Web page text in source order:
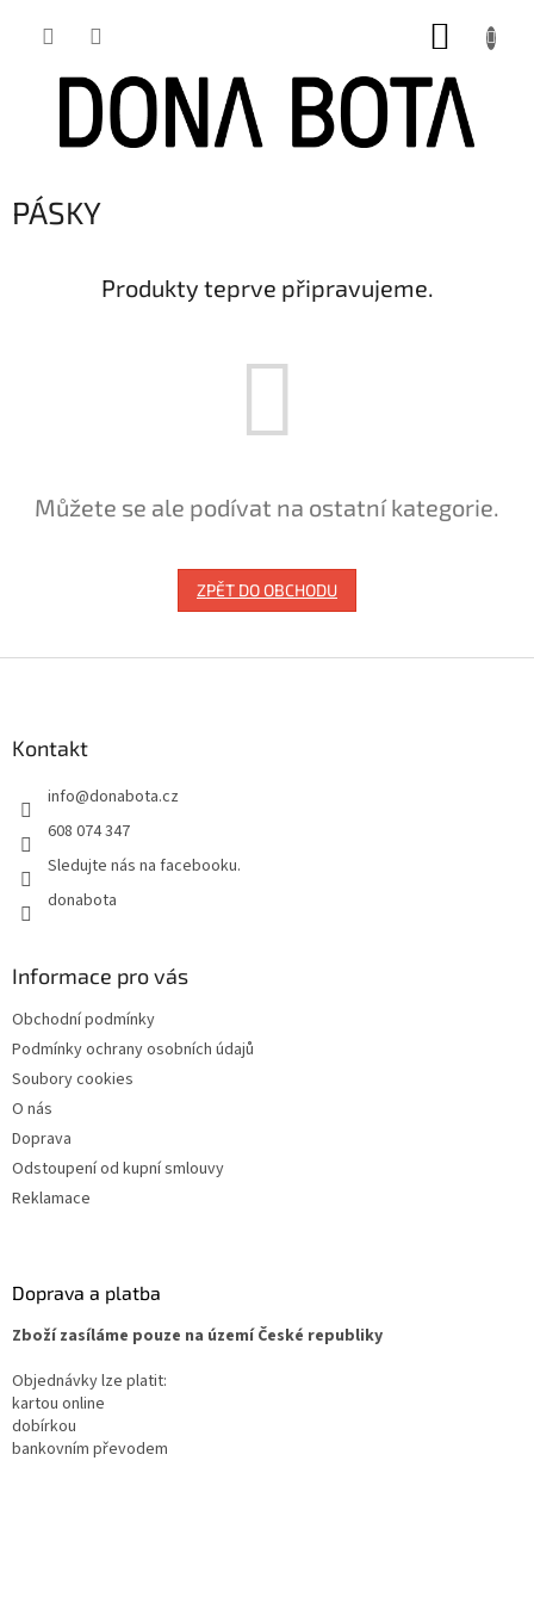
PÁSKY
Produkty teprve připravujeme.
Můžete se ale podívat na ostatní kategorie.
ZPĚT DO OBCHODU
Kontakt
info@donabota.cz
608 074 347
Sledujte nás na facebooku.
donabota
Informace pro vás
Obchodní podmínky
Podmínky ochrany osobních údajů
Soubory cookies
O nás
Doprava
Odstoupení od kupní smlouvy
Reklamace
Doprava a platba
Zboží zasíláme pouze na území České republiky
Objednávky lze platit:
kartou online
dobírkou
bankovním převodem